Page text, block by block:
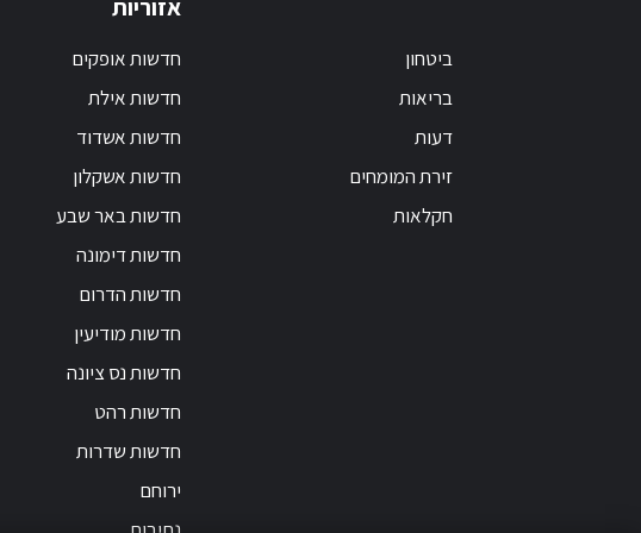
ביטחון
בריאות
דעות
זירת המומחים
חקלאות
אזוריות
חדשות אופקים
חדשות אילת
חדשות אשדוד
חדשות אשקלון
חדשות באר שבע
חדשות דימונה
חדשות הדרום
חדשות מודיעין
חדשות נס ציונה
חדשות רהט
חדשות שדרות
ירוחם